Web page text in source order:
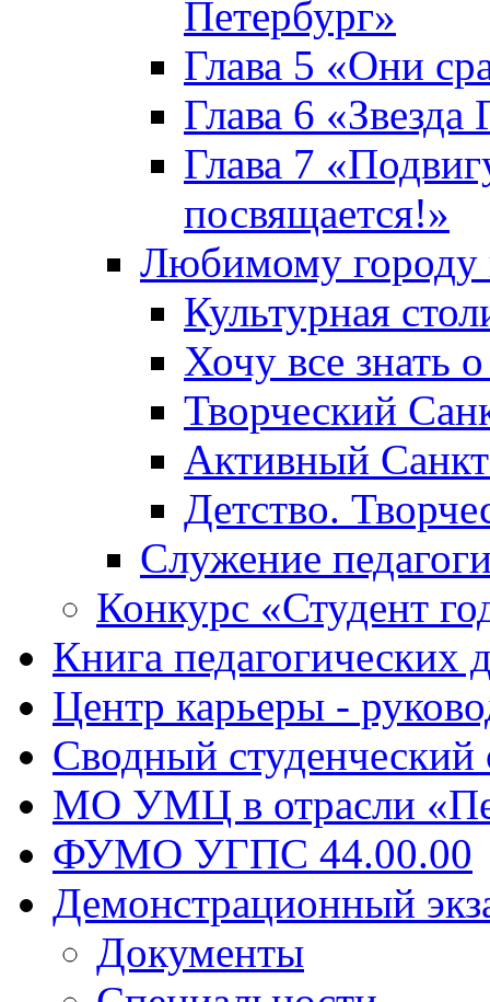
Петербург»
Глава 5 «Они
Глава 6 «Звезда
Глава 7
посвящается!»
Любимому городу
Культурная
Хочу все знать
Творческий
Активный
Детство.
Служение
Конкурс «Студент
Книга педагогических
Центр карьеры -
Сводный
МО УМЦ в отрасли
ФУМО УГПС 44.00.00
Демонстрационный
Документы